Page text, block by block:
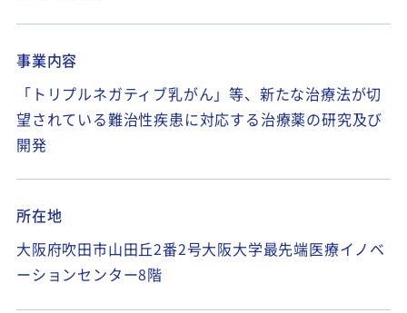
事業内容
「トリプルネガティブ乳がん」等、新たな治療法が切
望されている難治性疾患に対応する治療薬の研究及び
開発
所在地
大阪府吹田市山田丘2番2号大阪大学最先端医療イノベ
ーションセンター8階